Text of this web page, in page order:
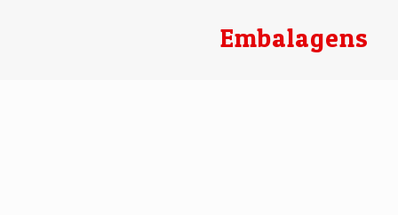
Embalagens